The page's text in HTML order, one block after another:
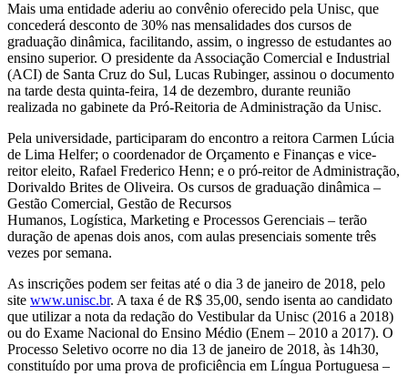
Mais uma entidade aderiu ao convênio oferecido pela Unisc, que
concederá desconto de 30% nas mensalidades dos cursos de
graduação dinâmica, facilitando, assim, o ingresso de estudantes ao
ensino superior. O presidente da Associação Comercial e Industrial
(ACI) de Santa Cruz do Sul, Lucas Rubinger, assinou o documento
na tarde desta quinta-feira, 14 de dezembro, durante reunião
realizada no gabinete da Pró-Reitoria de Administração da Unisc.
Pela universidade, participaram do encontro a reitora Carmen Lúcia
de Lima Helfer; o coordenador de Orçamento e Finanças e vice-
reitor eleito, Rafael Frederico Henn; e o pró-reitor de Administração,
Dorivaldo Brites de Oliveira. Os cursos de graduação dinâmica –
Gestão Comercial, Gestão de Recursos
Humanos, Logística, Marketing e Processos Gerenciais – terão
duração de apenas dois anos, com aulas presenciais somente três
vezes por semana.
As inscrições podem ser feitas até o dia 3 de janeiro de 2018, pelo
site www.unisc.br. A taxa é de R$ 35,00, sendo isenta ao candidato
que utilizar a nota da redação do Vestibular da Unisc (2016 a 2018)
ou do Exame Nacional do Ensino Médio (Enem – 2010 a 2017). O
Processo Seletivo ocorre no dia 13 de janeiro de 2018, às 14h30,
constituído por uma prova de proficiência em Língua Portuguesa –